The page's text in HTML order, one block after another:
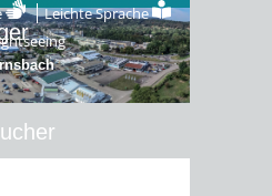
Leichte Sprache